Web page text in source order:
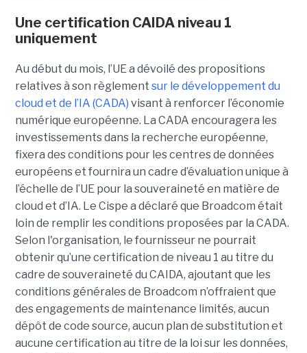
Une certification CAIDA niveau 1
uniquement
Au début du mois, l’UE a dévoilé des propositions
relatives à son règlement sur le développement du
cloud et de l’IA (CADA) visant à renforcer l’économie
numérique européenne. La CADA encouragera les
investissements dans la recherche européenne,
fixera des conditions pour les centres de données
européens et fournira un cadre d’évaluation unique à
l’échelle de l’UE pour la souveraineté en matière de
cloud et d’IA. Le Cispe a déclaré que Broadcom était
loin de remplir les conditions proposées par la CADA.
Selon l'organisation, le fournisseur ne pourrait
obtenir qu’une certification de niveau 1 au titre du
cadre de souveraineté du CAIDA, ajoutant que les
conditions générales de Broadcom n’offraient que
des engagements de maintenance limités, aucun
dépôt de code source, aucun plan de substitution et
aucune certification au titre de la loi sur les données,